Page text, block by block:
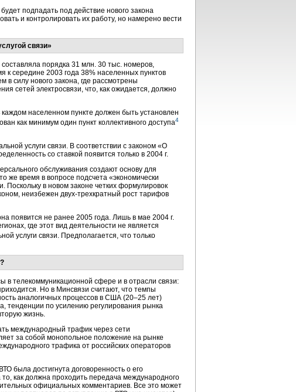
подпадать под действие нового закона
и контролировать их работу, но намерено вести
связи»
порядка 31 млн. 30 тыс. номеров,
к середине 2003 года 38% населенных пунктов
в силу нового закона, где рассмотрены
сетей электросвязи, что, как ожидается, должно
населенном пункте должен быть установлен
как минимум один пункт коллективного доступа4
услуги связи. В соответствии с законом «О
со ставкой появится только в 2004 г.
обслуживания создают основу для
же время в вопросе подсчета «экономически
в новом законе четких формулировок
неизбежен двух-трехкратный рост тарифов
появится не ранее 2005 года. Лишь в мае 2004 г.
где этот вид деятельности не является
услуги связи. Предполагается, что только
в телекоммуникационной сфере и в отрасли связи:
Но в Минсвязи считают, что темпы
аналогичных процессов в США (20–25 лет)
тенденции по усилению регулирования рынка
жизнь.
международный трафик через сети
за собой монопольное положение на рынке
трафика от российских операторов
была достигнута договоренность о его
как должна проходить передача международного
официальных комментариев. Все это может